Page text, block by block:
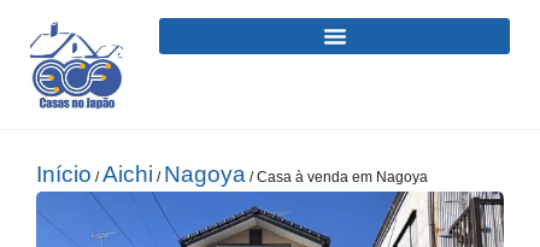
Início /Aichi / Nagoya / Casa à venda em Nagoya